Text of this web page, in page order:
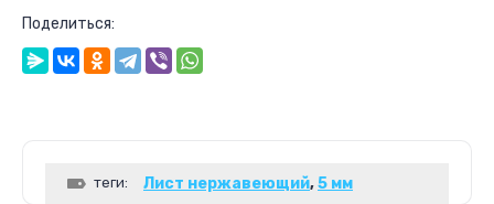
Поделиться:
теги: Лист нержавеющий,5 мм